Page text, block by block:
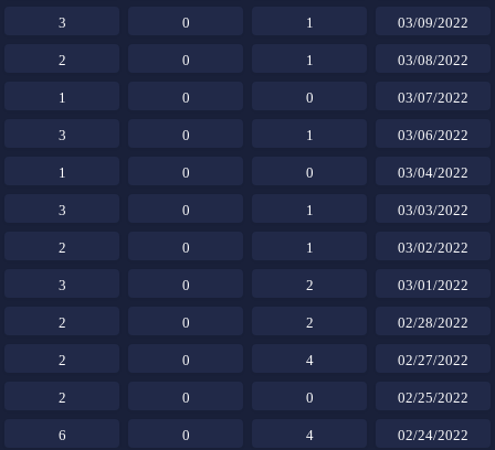
03/09/2022
1
0
3
03/08/2022
1
0
2
03/07/2022
0
0
1
03/06/2022
1
0
3
03/04/2022
0
0
1
03/03/2022
1
0
3
03/02/2022
1
0
2
03/01/2022
2
0
3
02/28/2022
2
0
2
02/27/2022
4
0
2
02/25/2022
0
0
2
02/24/2022
4
0
6